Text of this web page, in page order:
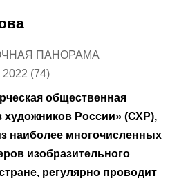
ПАНОРАМА
2022 (74)
общественная
художников России» (СХР),
наиболее многочисленных
изобразительного
регулярно проводит